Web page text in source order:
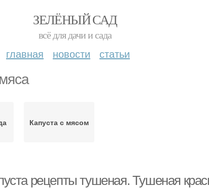
ЗЕЛЁНЫЙ САД
всё для дачи и сада
главная новости статьи
Капуста с мясом
рецепты тушеная. Тушеная